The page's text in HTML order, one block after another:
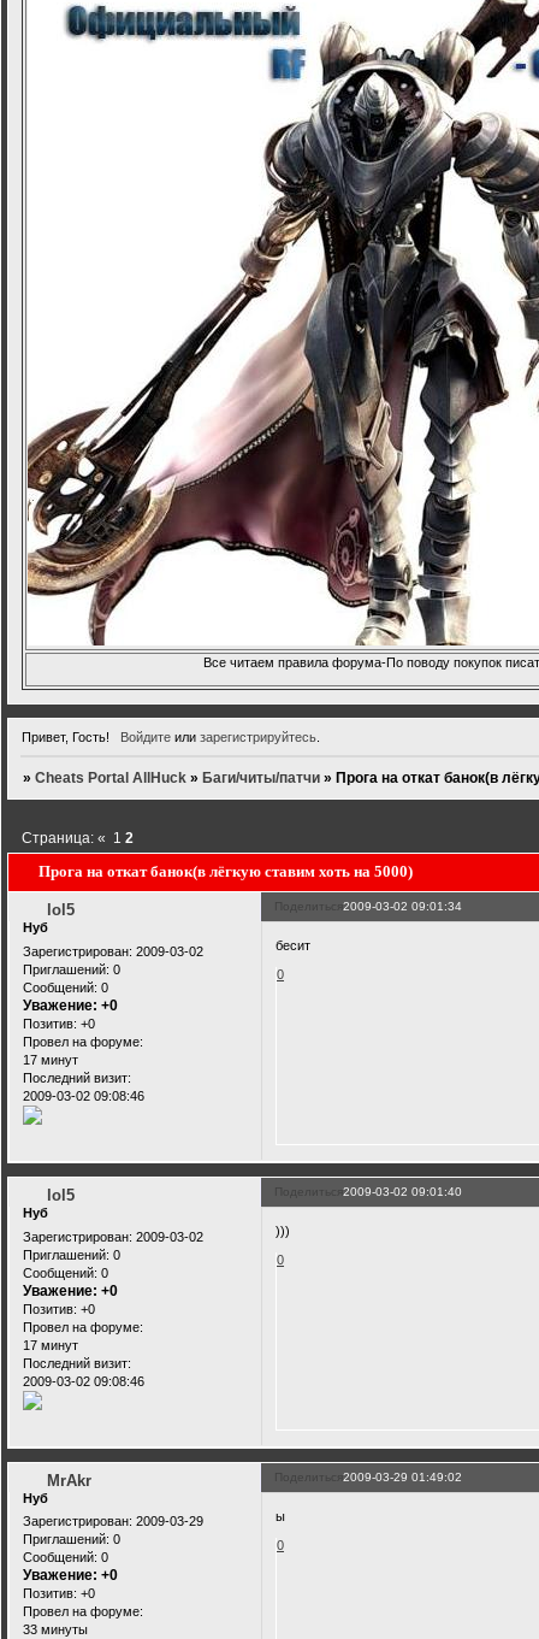
Все читаем правила форума-По поводу покупок
Привет, Гость! Войдитеили зарегистрируйтесь.
»Cheats Portal AllHuck » Баги/читы/патчи » Прога на откат банок(в
Прога на откат банок(в лёгкую ставим хоть на 5000)
Страница:« 1 2
Поделиться2009-03-02 09:01:34
lol5
Нуб
Зарегистрирован: 2009-03-02
Приглашений: 0
Сообщений: 0
Уважение: +0
Позитив: +0
Провел на форуме:
17 минут
Последний визит:
2009-03-02 09:08:46
бесит
0
Поделиться2009-03-02 09:01:40
lol5
Нуб
Зарегистрирован: 2009-03-02
Приглашений: 0
Сообщений: 0
Уважение: +0
Позитив: +0
Провел на форуме:
17 минут
Последний визит:
2009-03-02 09:08:46
)))
0
Поделиться2009-03-29 01:49:02
MrAkr
Нуб
Зарегистрирован: 2009-03-29
Приглашений: 0
Сообщений: 0
Уважение: +0
Позитив: +0
Провел на форуме:
33 минуты
ы
0